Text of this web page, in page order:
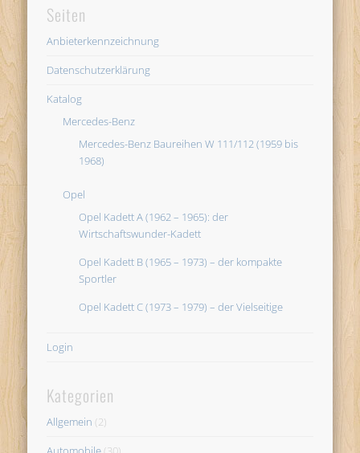
Seiten
Anbieterkennzeichnung
Datenschutzerklärung
Katalog
Mercedes-Benz
Mercedes-Benz Baureihen W 111/112 (1959 bis
1968)
Opel
Opel Kadett A (1962 – 1965): der
Wirtschaftswunder-Kadett
Opel Kadett B (1965 – 1973) – der kompakte
Sportler
Opel Kadett C (1973 – 1979) – der Vielseitige
Login
Kategorien
Allgemein (2)